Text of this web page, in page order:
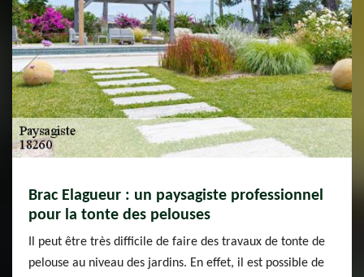
Brac Elagueur : un paysagiste professionnel
pour la tonte des pelouses
Il peut être très difficile de faire des travaux de tonte de
pelouse au niveau des jardins. En effet, il est possible de